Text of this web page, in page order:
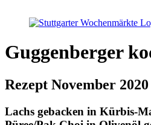
Guggenberger
Rezept November 2020
Lachs gebacken in Kürbis-